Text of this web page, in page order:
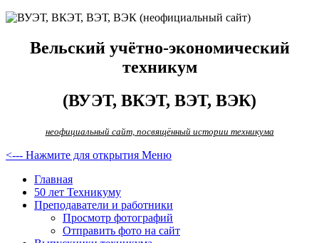
Вельский учётно-экономический
техникум
(ВУЭТ, ВКЭТ, ВЭТ, ВЭК)
неофициальный сайт, посвящённый истории техникума
<--- Нажмите для открытия Меню
Главная
50 лет Техникуму
Преподаватели и работники
Просмотр фотографий
Отправить фото на сайт